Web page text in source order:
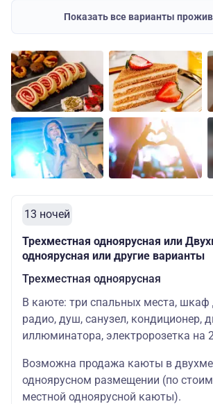
трехместный
мест:
Шлюпочная
Двухместная
одноярусная
мест: 2
Показать все варианты
13 ночей
Трехместная одноярусная или
одноярусная или другие варианты
Трехместная одноярусная
В каюте: три спальных места,
радио, душ, санузел, кондиционер,
иллюминатора, электророзетка на
Возможна продажа каюты в
одноярусном размещении (по
местной одноярусной каюты).